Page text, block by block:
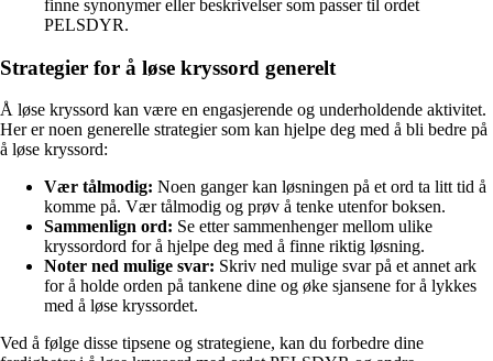
finne synonymer eller beskrivelser som passer til ordet
PELSDYR.
Strategier for å løse kryssord generelt
Å løse kryssord kan være en engasjerende og underholdende aktivitet.
Her er noen generelle strategier som kan hjelpe deg med å bli bedre på
å løse kryssord:
Vær tålmodig: Noen ganger kan løsningen på et ord ta litt tid å
komme på. Vær tålmodig og prøv å tenke utenfor boksen.
Sammenlign ord: Se etter sammenhenger mellom ulike
kryssordord for å hjelpe deg med å finne riktig løsning.
Noter ned mulige svar: Skriv ned mulige svar på et annet ark
for å holde orden på tankene dine og øke sjansene for å lykkes
med å løse kryssordet.
Ved å følge disse tipsene og strategiene, kan du forbedre dine